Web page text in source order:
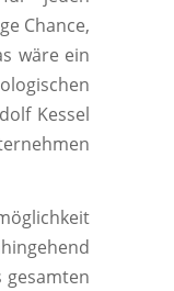
Chance,
wäre ein
Kessel